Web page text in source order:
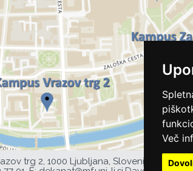
Več
trg 2, 1000 Ljubljana, Slovenija,